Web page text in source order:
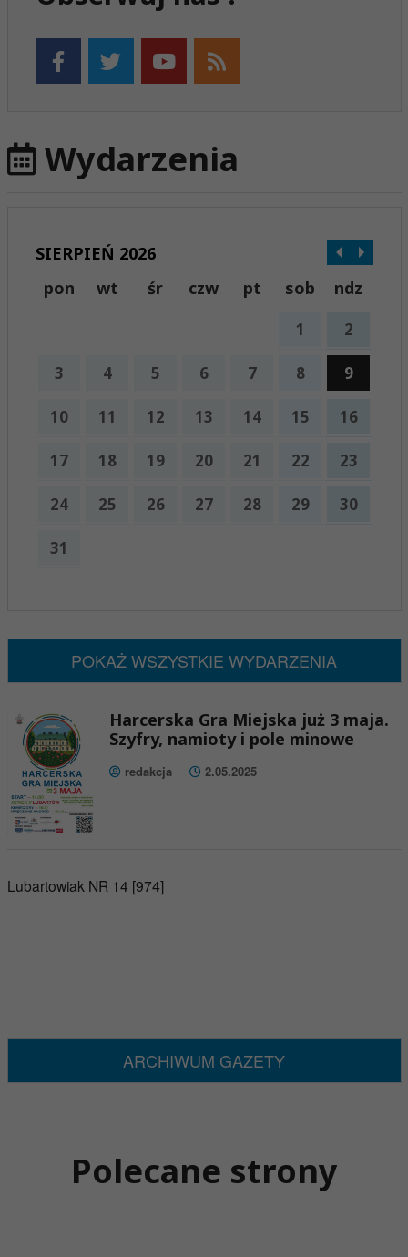
Wydarzenia
SIERPIEŃ 2026
pon
wt śr czw pt sob ndz
1 2
3 4 5 6 7 8 9
10 11 12 13 14 15 16
17 18 19 20 21 22 23
24 25 26 27 28 29 30
31
POKAŻ WSZYSTKIE WYDARZENIA
Harcerska Gra Miejska już 3 maja.
Szyfry, namioty i pole minowe
redakcja 2.05.2025
Lubartowiak NR 14 [974]
ARCHIWUM GAZETY
Polecane strony